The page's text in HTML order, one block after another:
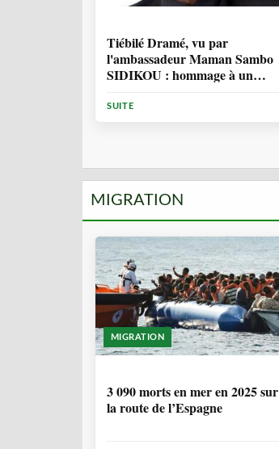
Tiébilé Dramé, vu par
l'ambassadeur Maman Sambo
SIDIKOU : hommage à un
d'inspiration
SUITE
MIGRATION
MIGRATION
3 090 morts en mer en 2025 sur
la route de l’Espagne